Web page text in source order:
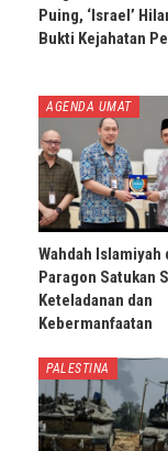
Puing, ‘Israel’
Bukti Kejahatan
AGENDA UMAT
Wahdah Islamiyah
Paragon Satukan
Keteladanan dan
Kebermanfaatan
PALESTINA